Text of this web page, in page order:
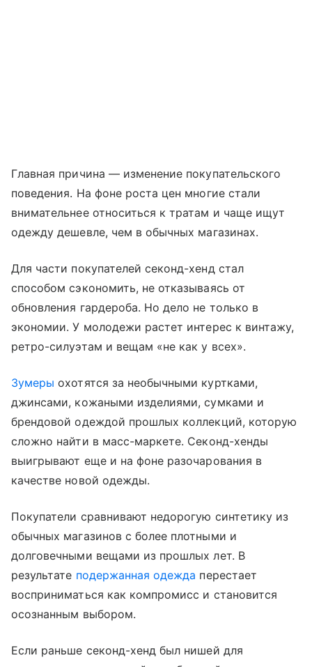
Главная причина — изменение покупательского
поведения. На фоне роста цен многие стали
внимательнее относиться к тратам и чаще ищут
одежду дешевле, чем в обычных магазинах.
Для части покупателей секонд-хенд стал
способом сэкономить, не отказываясь от
обновления гардероба. Но дело не только в
экономии. У молодежи растет интерес к винтажу,
ретро-силуэтам и вещам «не как у всех».
Зумеры охотятся за необычными куртками,
джинсами, кожаными изделиями, сумками и
брендовой одеждой прошлых коллекций, которую
сложно найти в масс-маркете. Секонд-хенды
выигрывают еще и на фоне разочарования в
качестве новой одежды.
Покупатели сравнивают недорогую синтетику из
обычных магазинов с более плотными и
долговечными вещами из прошлых лет. В
результате подержанная одежда перестает
восприниматься как компромисс и становится
осознанным выбором.
Если раньше секонд-хенд был нишей для